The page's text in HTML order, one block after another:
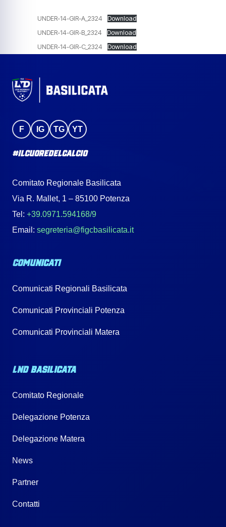
UNDER-14-GIR-A_2324
Download
UNDER-14-GIR-B_2324
Download
UNDER-14-GIR-C_2324
Download
F IG TG YT
#IlCuoreDelCalcio
Comitato Regionale Basilicata
Via R. Mallet, 1 – 85100 Potenza
Tel: +39.0971.594168/9
Email: segreteria@figcbasilicata.it
COMUNICATI
Comunicati Regionali Basilicata
Comunicati Provinciali Potenza
Comunicati Provinciali Matera
LND BASILICATA
Comitato Regionale
Delegazione Potenza
Delegazione Matera
News
Partner
Contatti